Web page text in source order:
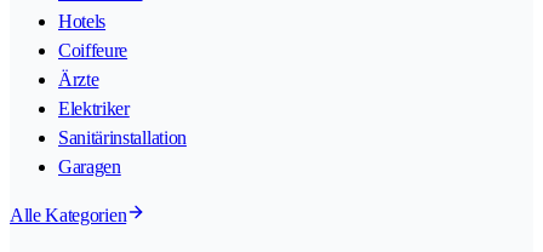
Hotels
Coiffeure
Ärzte
Elektriker
Sanitärinstallation
Garagen
Alle Kategorien